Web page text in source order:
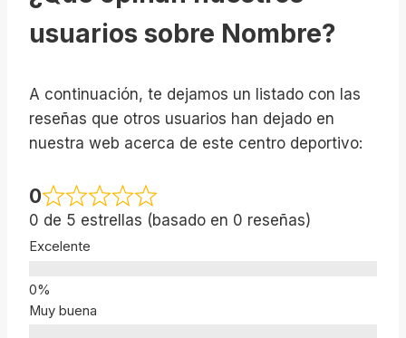
usuarios sobre Nombre?
A continuación, te dejamos un listado con las
reseñas que otros usuarios han dejado en
nuestra web acerca de este centro deportivo:
0
0 de 5 estrellas (basado en 0 reseñas)
Excelente
Muy buena